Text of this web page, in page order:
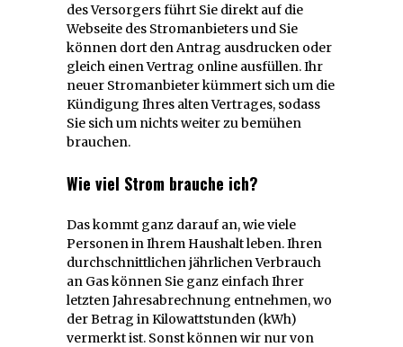
des Versorgers führt Sie direkt auf die
Webseite des Stromanbieters und Sie
können dort den Antrag ausdrucken oder
gleich einen Vertrag online ausfüllen. Ihr
neuer Stromanbieter kümmert sich um die
Kündigung Ihres alten Vertrages, sodass
Sie sich um nichts weiter zu bemühen
brauchen.
Wie viel Strom brauche ich?
Das kommt ganz darauf an, wie viele
Personen in Ihrem Haushalt leben. Ihren
durchschnittlichen jährlichen Verbrauch
an Gas können Sie ganz einfach Ihrer
letzten Jahresabrechnung entnehmen, wo
der Betrag in Kilowattstunden (kWh)
vermerkt ist. Sonst können wir nur von